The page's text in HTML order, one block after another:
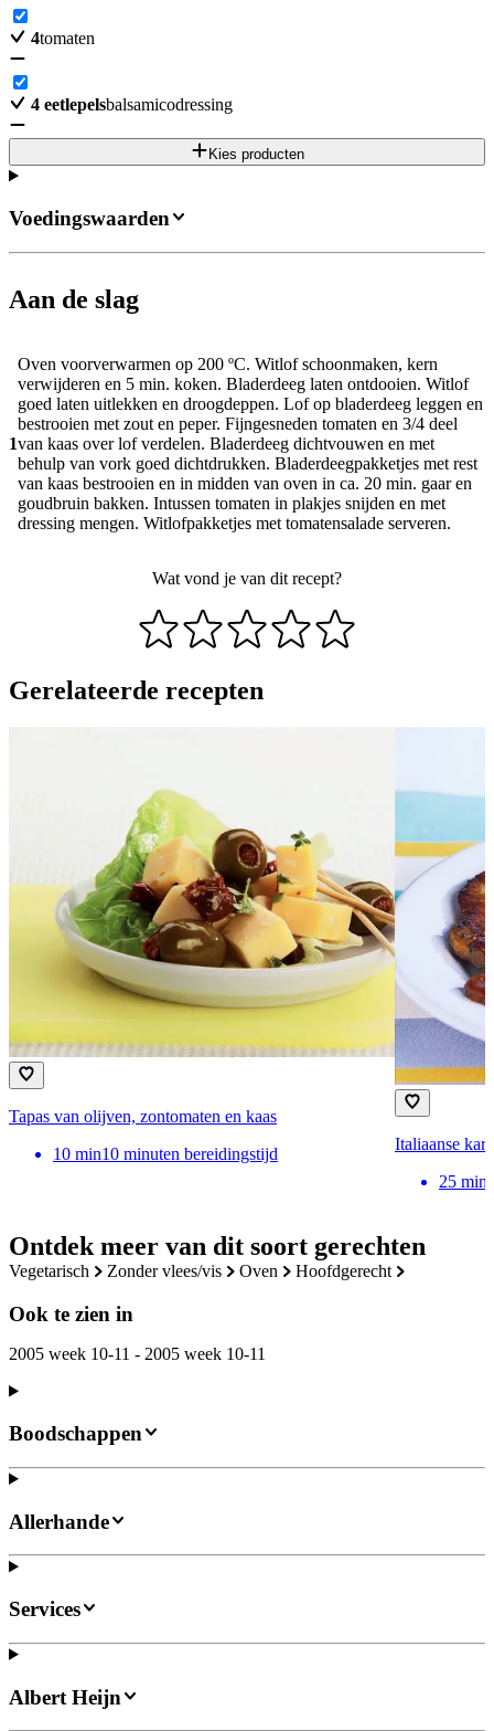
4tomaten
4 eetlepelsbalsamicodressing
Kies producten
Ontdek meer van dit soort gerechten
vegetarisch zonder vlees/vis oven hoofdgerecht
Ook te zien in
2005 week 10-11 - 2005 week 10-11
Aan de slag
1
Oven voorverwarmen op 200 ºC. Witlof schoonmaken, kern
verwijderen en 5 min. koken. Bladerdeeg laten ontdooien. Witlof
goed laten uitlekken en droogdeppen. Lof op bladerdeeg leggen en
bestrooien met zout en peper. Fijngesneden tomaten en 3/4 deel
van kaas over lof verdelen. Bladerdeeg dichtvouwen en met
behulp van vork goed dichtdrukken. Bladerdeegpakketjes met rest
van kaas bestrooien en in midden van oven in ca. 20 min. gaar en
goudbruin bakken. Intussen tomaten in plakjes snijden en met
dressing mengen. Witlofpakketjes met tomatensalade serveren.
Wat vond je van dit recept?
Voedingswaarden
Gerelateerde recepten
Tapas van olijven, zontomaten en kaas
10 min10 minuten bereidingstijd
Italiaanse
25 min
Boodschappen
Allerhande
Services
Albert Heijn